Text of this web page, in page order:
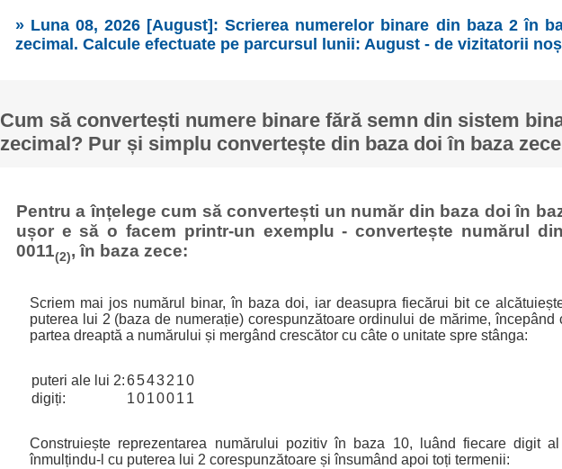
» Luna 08, 2026 [August]: Scrierea numerelor binare din baza 2 în
zecimal. Calcule efectuate pe parcursul lunii: August - de vizitatorii
Cum să convertești numere binare fără semn din sistem
zecimal? Pur și simplu convertește din baza doi în baza
Pentru a înțelege cum să convertești un număr din baza doi în
ușor e să o facem printr-un exemplu - convertește numărul
0011(2), în baza zece:
Scriem mai jos numărul binar, în baza doi, iar deasupra fiecărui bit ce
puterea lui 2 (baza de numerație) corespunzătoare ordinului de mărime, începând
partea dreaptă a numărului și mergând crescător cu câte o unitate spre stânga:
puteri ale lui 2:65432 10
digiți:
101001 1
Construiește reprezentarea numărului pozitiv în baza 10, luând fiecare digit
înmulțindu-l cu puterea lui 2 corespunzătoare și însumând apoi toți termenii: